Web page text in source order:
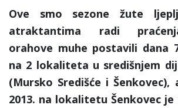
Ove smo sezone žute
atraktantima radi
orahove muhe postavili dana
na 2 lokaliteta u središnjem
(Mursko Središće i Šenkovec),
2013. na lokalitetu Šenkovec je